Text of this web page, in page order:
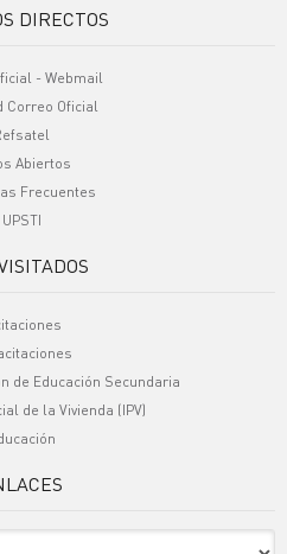
DIRECTOS
- Webmail
Correo Oficial
Abiertos
Frecuentes
UPSTI
de Educación Secundaria
de la Vivienda (IPV)